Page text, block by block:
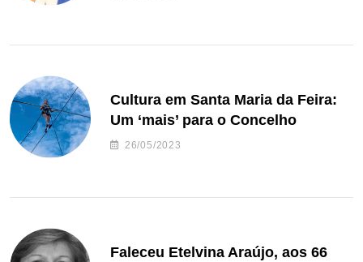
Cultura em Santa Maria da Feira:
Um ‘mais’ para o Concelho
26/05/2023
Faleceu Etelvina Araújo, aos 66